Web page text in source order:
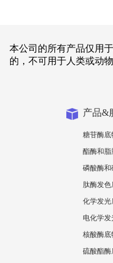
本公司的所有产品仅用
的，不可用于人类或动
产品&
糖苷酶底
酯酶和脂
磷酸酶和
肽酶发色
化学发光
电化学发
核酸酶底
硫酸酯酶